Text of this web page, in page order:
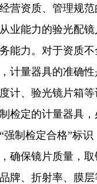
营资质、管理规
业能力的验光配
能力。对于资质
计量器具的准确
计、验光镜片箱
检定的计量器具
制检定合格”标识
确保镜片质量，
牌、折射率、膜